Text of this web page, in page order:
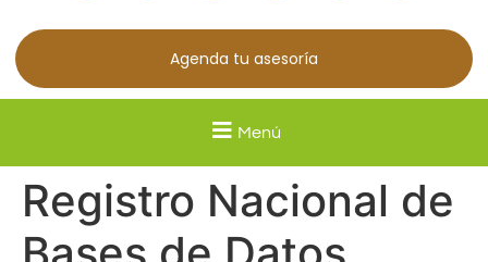
Agenda tu asesoría
Menú
Registro Nacional de